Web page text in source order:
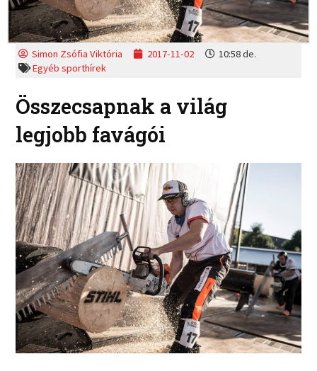
Simon Zsófia Viktória 2017-11-02
10:58 de.
Egyéb sporthírek
Összecsapnak a világ
legjobb favágói